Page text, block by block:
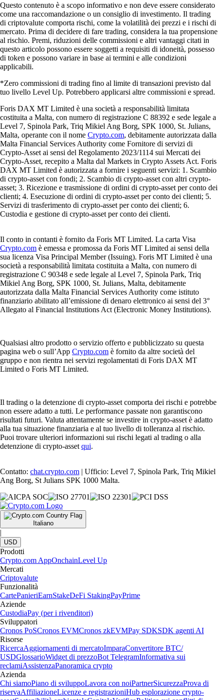
Questo contenuto è a scopo informativo e non deve essere considerato
come una raccomandazione o un consiglio di investimento. Il trading
di criptovalute comporta rischi, come la volatilità dei prezzi e i rischi di
mercato. Prima di decidere di fare trading, considera la tua propensione
al rischio. Premi, riduzioni delle commissioni e altri vantaggi citati in
questo articolo possono essere soggetti a requisiti di idoneità, possesso
di token e possono variare in base ai termini e alle condizioni
applicabili.
*Zero commissioni di trading fino al limite di transazioni previsto dal
tuo livello Level Up. Potrebbero applicarsi altre commissioni e spread.
Foris DAX MT Limited è una società a responsabilità limitata
costituita a Malta, con numero di registrazione C 88392 e sede legale a
Level 7, Spinola Park, Triq Mikiel Ang Borg, SPK 1000, St. Julians,
Malta, operante con il nome Crypto.com, debitamente autorizzata dalla
Malta Financial Services Authority come Fornitore di servizi di
Crypto-Asset ai sensi del Regolamento 2023/1114 sui Mercati dei
Crypto-Asset, recepito a Malta dal Markets in Crypto Assets Act. Foris
DAX MT Limited è autorizzata a fornire i seguenti servizi: 1. Scambio
di crypto-asset con fondi; 2. Scambio di crypto-asset con altri crypto-
asset; 3. Ricezione e trasmissione di ordini di crypto-asset per conto dei
clienti; 4. Esecuzione di ordini di crypto-asset per conto dei clienti; 5.
Servizi di trasferimento di crypto-asset per conto dei clienti; 6.
Custodia e gestione di crypto-asset per conto dei clienti.
Il conto in contanti è fornito da Foris MT Limited. La carta Visa
Crypto.com è emessa e promossa da Foris MT Limited ai sensi della
sua licenza Visa Principal Member (Issuing). Foris MT Limited è una
società a responsabilità limitata costituita a Malta, con numero di
registrazione C 90348 e sede legale al Level 7, Spinola Park, Triq
Mikiel Ang Borg, SPK 1000, St. Julians, Malta, debitamente
autorizzata dalla Malta Financial Services Authority come istituto
finanziario abilitato all’emissione di denaro elettronico ai sensi del 3°
Allegato al Financial Institutions Act (Electronic Money Institutions).
Qualsiasi altro prodotto o servizio offerto e pubblicizzato su questa
pagina web o sull’App Crypto.com è fornito da altre società del
gruppo e non rientra nei servizi regolamentati di Foris DAX MT
Limited o Foris MT Limited.
Il trading o la detenzione di crypto-asset comporta dei rischi e potrebbe
non essere adatto a tutti. Le performance passate non garantiscono
risultati futuri. Valuta attentamente se investire in crypto-asset è adatto
alla tua situazione finanziaria e al tuo livello di tolleranza al rischio.
Puoi trovare ulteriori informazioni sui rischi legati al trading o alla
detenzione di crypto-asset qui.
Contatto: chat.crypto.com | Ufficio: Level 7, Spinola Park, Triq Mikiel
Ang Borg, St Julians SPK 1000 Malta.
Italiano
|
USD
Prodotti
Crypto.com AppOnchainLevel Up
Mercati
Criptovalute
Funzionalità
CartePanieriEarnStakeDeFi StakingPayPrime
Aziende
CustodiaPay (per i rivenditori)
Sviluppatori
Cronos PoSCronos EVMCronos zkEVMPay SDKSDK agenti AI
Risorse
RicercaAggiornamenti di mercatoImparaConvertitore BTC/
USDGlossarioWidget di prezzoBot TelegramInformativa sui
reclamiAssistenzaPanoramica crypto
Azienda
Chi siamoPiano di sviluppoLavora con noiPartnerSicurezzaProva di
riservaAffiliazioneLicenze e registrazioniHub esplorazione crypto-